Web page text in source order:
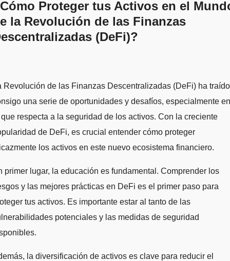
Proteger tus Activos en el
la Revolución de las Finanzas
(DeFi)?
Revolución de las Finanzas Descentralizadas (DeFi) ha traído
una serie de oportunidades y desafíos, especialmente en
respecta a la seguridad de los activos. Con la creciente
de DeFi, es crucial entender cómo proteger
los activos en este nuevo ecosistema financiero.
primer lugar, la educación es fundamental. Comprender los
y las mejores prácticas en DeFi es el primer paso para
tus activos. Es importante estar al tanto de las
potenciales y las medidas de seguridad
la diversificación de activos es clave para reducir el